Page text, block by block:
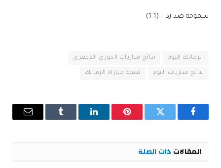
سموحة ضد زد – (1-1)
الزمالك اليوم نتائج مباريات الدوري المصري
نتائج مباريات اليوم نتيجة مباراة الزمالك
فيسبوك تويتر بينتيريستلينكدإن Tumblr
البريد
المقالات ذات الصلة